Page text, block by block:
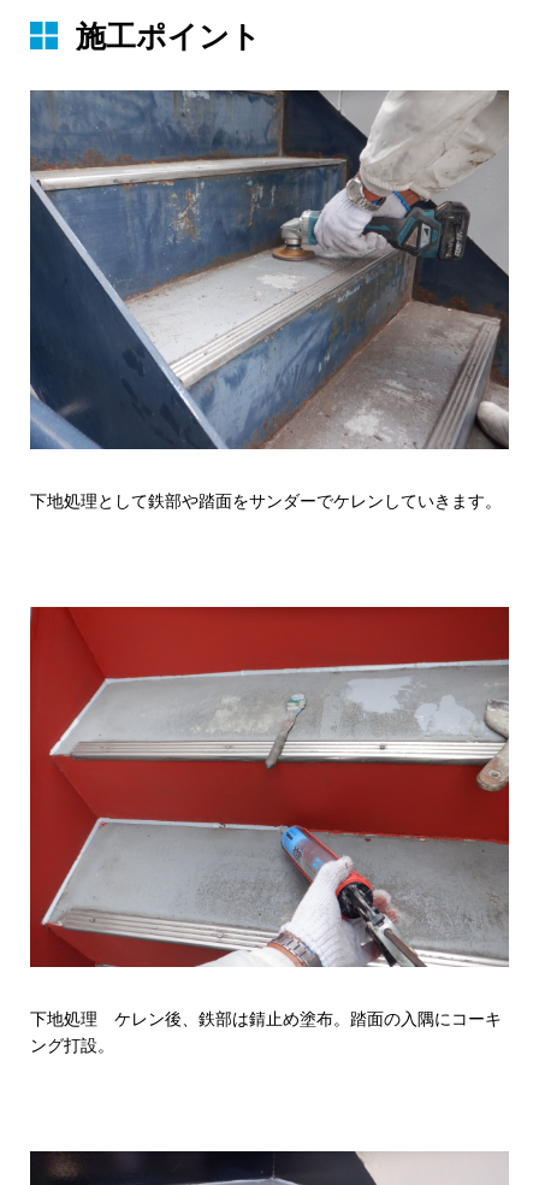
施⼯ポイント
下地処理として鉄部や踏面をサンダーでケレンしていきます。
下地処理 ケレン後、鉄部は錆止め塗布。踏面の入隅にコーキ
ング打設。